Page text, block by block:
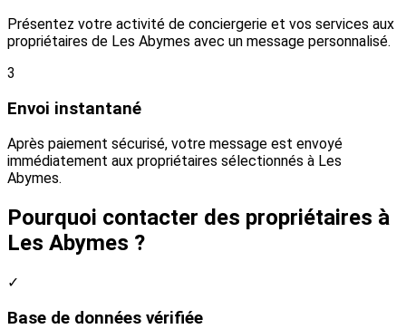
Présentez votre activité de conciergerie et vos services aux
propriétaires de Les Abymes avec un message personnalisé.
3
Envoi instantané
Après paiement sécurisé, votre message est envoyé
immédiatement aux propriétaires sélectionnés à Les
Abymes.
Pourquoi contacter des propriétaires à
Les Abymes ?
✓
Base de données vérifiée